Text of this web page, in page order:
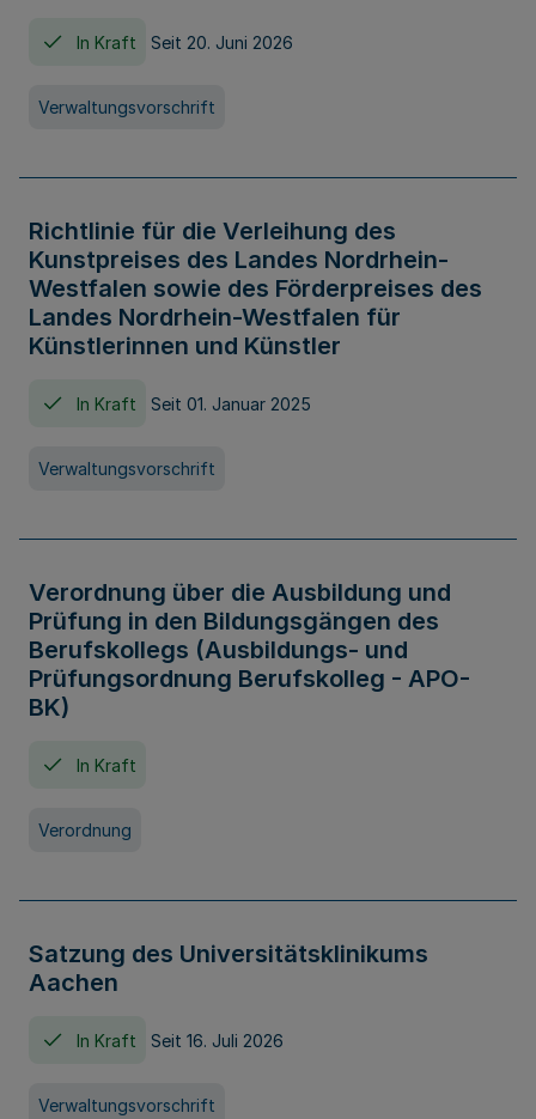
In Kraft Seit 20. Juni 2026
Verwaltungsvorschrift
Richtlinie für die Verleihung des
Kunstpreises des Landes Nordrhein-
Westfalen sowie des Förderpreises des
Landes Nordrhein-Westfalen für
Künstlerinnen und Künstler
In Kraft Seit 01. Januar 2025
Verwaltungsvorschrift
Verordnung über die Ausbildung und
Prüfung in den Bildungsgängen des
Berufskollegs (Ausbildungs- und
Prüfungsordnung Berufskolleg - APO-
BK)
In Kraft
Verordnung
Satzung des Universitätsklinikums
Aachen
In Kraft Seit 16. Juli 2026
Verwaltungsvorschrift